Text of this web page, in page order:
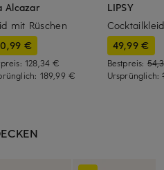
Alcazar
mit Rüschen
€
128,34 €
189,99 €
LIPSY
49,99 €
Bestpreis:
Ursprünglich: